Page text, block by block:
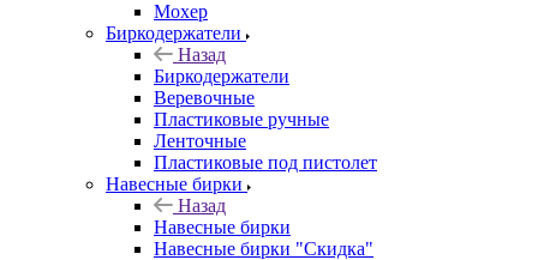
Мохер
Биркодержатели
Назад
Биркодержатели
Веревочные
Пластиковые ручные
Ленточные
Пластиковые под пистолет
Навесные бирки
Назад
Навесные бирки
Навесные бирки "Скидка"